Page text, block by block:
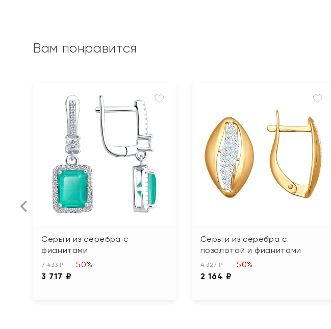
Вам понравится
Серьги из серебра с
фианитами
7 433 ₽
3 717 ₽
-50%
Серьги из серебра с
позолотой и фианитами
4 327 ₽
2 164 ₽
-50%